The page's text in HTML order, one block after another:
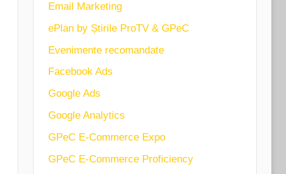
Email Marketing
ePlan by Știrile ProTV & GPeC
Evenimente recomandate
Facebook Ads
Google Ads
Google Analytics
GPeC E-Commerce Expo
GPeC E-Commerce Proficiency